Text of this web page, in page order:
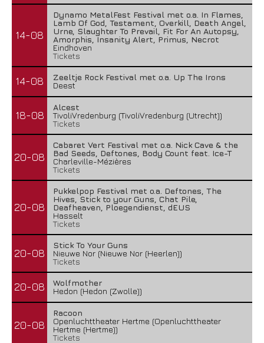
14-08
Dynamo MetalFest Festival met o.a. In Flames,
Lamb Of God, Testament, Overkill, Death Angel,
Urne, Slaughter To Prevail, Fit For An Autopsy,
Amorphis, Insanity Alert, Primus, Necrot
Eindhoven
Tickets
14-08
Zeeltje Rock Festival met o.a. Up The Irons
Deest
18-08
Alcest
TivoliVredenburg (TivoliVredenburg (Utrecht))
Tickets
20-08
Cabaret Vert Festival met o.a. Nick Cave & the
Bad Seeds, Deftones, Body Count feat. Ice-T
Charleville-Mézières
Tickets
20-08
Pukkelpop Festival met o.a. Deftones, The
Hives, Stick to your Guns, Chat Pile,
Deafheaven, Ploegendienst, dEUS
Hasselt
Tickets
20-08
Stick To Your Guns
Nieuwe Nor (Nieuwe Nor (Heerlen))
Tickets
20-08
Wolfmother
Hedon (Hedon (Zwolle))
20-08
Racoon
Openluchttheater Hertme (Openluchttheater
Hertme (Hertme))
Tickets